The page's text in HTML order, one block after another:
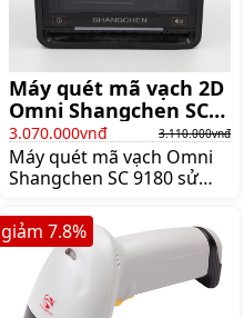
Máy quét mã vạch 2D
Omni Shangchen SC
9180
3.070.000vnđ 3.110.000vnđ
Máy quét mã vạch Omni
Shangchen SC 9180 sử
Ominidirectional cho
phép đọc mã vạc ở 7
hướng, 24 dòng giúp thực
hiện công việc nhanh hơn,
Giá:3.110.000 đ
giảm 7.8%